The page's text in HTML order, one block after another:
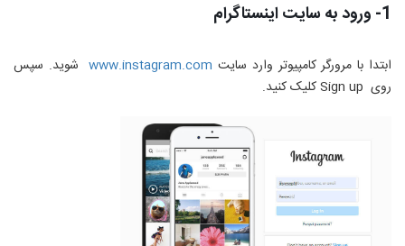
1- ورود به سایت اینستاگرام
ابتدا با مرورگر کامپیوتر وارد سایت www.instagram.comشوید. سپس
روی Sign upکلیک کنید.